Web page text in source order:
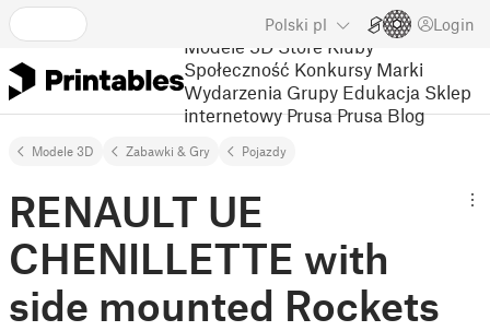
Polski pl Login
Modele 3D Store Kluby
Społeczność Konkursy Marki
Wydarzenia Grupy Edukacja Sklep
internetowy Prusa Prusa Blog
Modele 3D Zabawki & Gry Pojazdy
RENAULT UE
CHENILLETTE with
side mounted Rockets